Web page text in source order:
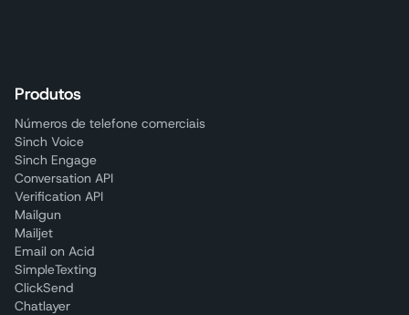
Produtos
Números de telefone comerciais
Sinch Voice
Sinch Engage
Conversation API
Verification API
Mailgun
Mailjet
Email on Acid
SimpleTexting
ClickSend
Chatlayer